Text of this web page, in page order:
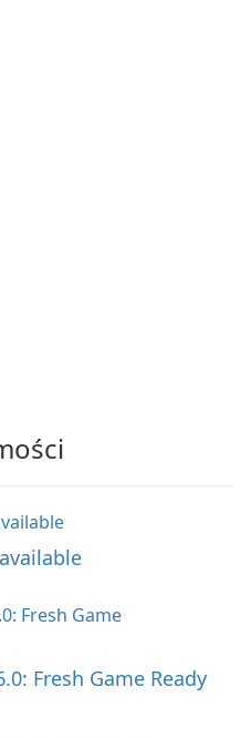
Fresh Game Ready